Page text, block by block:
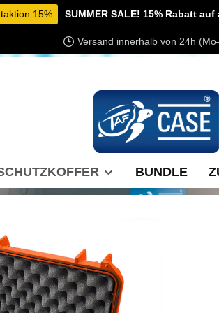
15% SUMMER SALE! 15% Rabatt
Versand innerhalb von 24h
BUNDLE